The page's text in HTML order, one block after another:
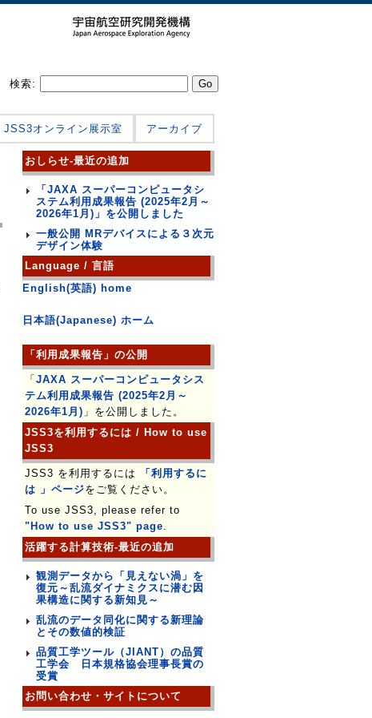
検索:
JSS3オンライン展示室 アーカイブ
おしらせ-最近の追加
「JAXA スーパーコンピュータシ
ステム利用成果報告 (2025年2月～
2026年1月)」を公開しました
一般公開 MRデバイスによる３次元
デザイン体験
Language / 言語
English(英語) home
日本語(Japanese) ホーム
「利用成果報告」の公開
「 JAXA スーパーコンピュータシス
テム利用成果報告 (2025年2月～
2026年1月) 」を公開しました。
JSS3を利用するには / How to use
JSS3
JSS3 を利用するには
「利用するに
は 」ページをご覧ください。
To use JSS3, please refer to
"How to use JSS3" page.
活躍する計算技術-最近の追加
観測データから「見えない渦」を
復元～乱流ダイナミクスに潜む因
果構造に関する新知見～
乱流のデータ同化に関する新理論
とその数値的検証
品質工学ツール（JIANT）の品質
工学会 日本規格協会理事長賞の
受賞
お問い合わせ・サイトについて